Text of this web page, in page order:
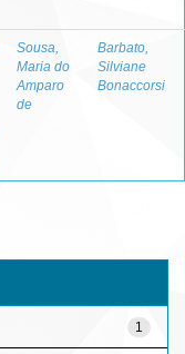
Sousa,
Maria do
Amparo
de
Barbato,
Silviane
Bonaccorsi
1